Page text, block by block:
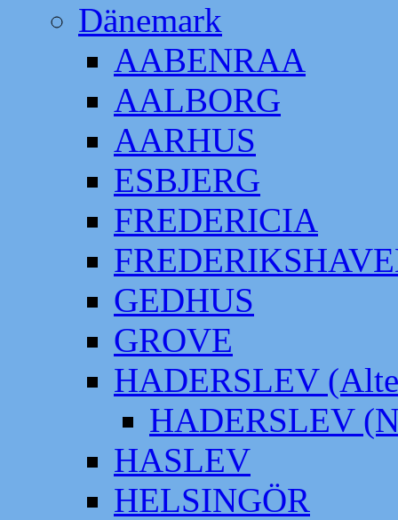
Dänemark
AABENRAA
AALBORG
AARHUS
ESBJERG
FREDERICIA
GEDHUS
GROVE
HADERSLEV
HADERSLEV
HASLEV
HELSINGÖR